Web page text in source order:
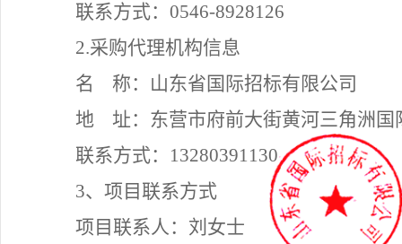
联系方式： 0546-8928126
2.采购代理机构信息
名
称：山东省国际招标有限公司
地
址： 东营市府前大街黄河三角洲国
联系方式： 13280391130
3、项目联系方式
项目联系人： 刘 女士